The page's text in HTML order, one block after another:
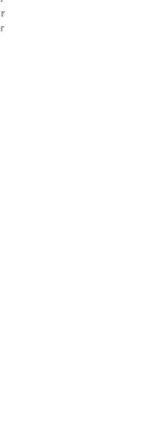
du Kultur-Programm